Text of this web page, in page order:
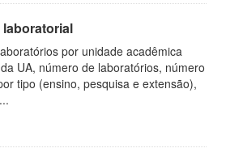
por unidade acadêmica
UA, número de laboratórios, número
tipo (ensino, pesquisa e extensão),